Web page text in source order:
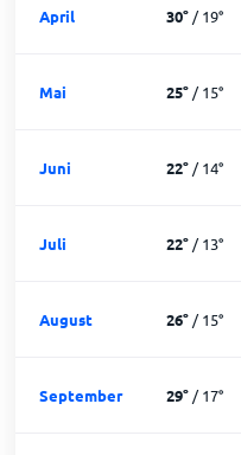
April 30°/19°
Mai 25°/15°
Juni 22°/14°
Juli 22°/13°
August 26°/15°
September 29°/17°